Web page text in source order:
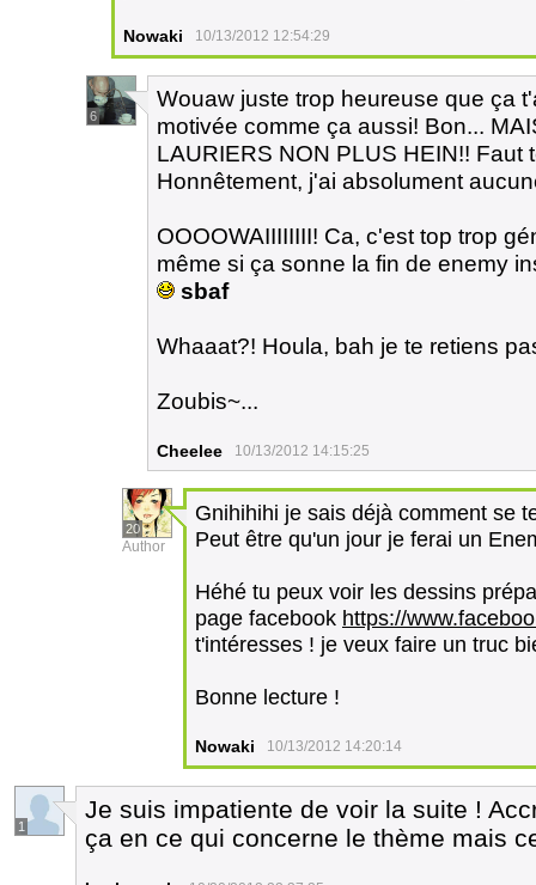
Nowaki 10/13/2012 12:54:29
6
Wouaw juste trop heureuse que ça
motivée comme ça aussi! Bon...
LAURIERS NON PLUS HEIN!!
Honnêtement, j'ai absolument
OOOOWAIIIIIIII! Ca, c'est top trop
même si ça sonne la fin de enemy
sbaf
Whaaat?! Houla, bah je te retiens
Zoubis~...
Cheelee 10/13/2012 14:15:25
20
Author
Gnihihihi je sais déjà comment se
Peut être qu'un jour je ferai un
Héhé tu peux voir les dessins
page facebook https://
t'intéresses ! je veux faire un truc
Bonne lecture !
Nowaki 10/13/2012 14:20:14
1
Je suis impatiente de voir la suite !
ça en ce qui concerne le thème mais